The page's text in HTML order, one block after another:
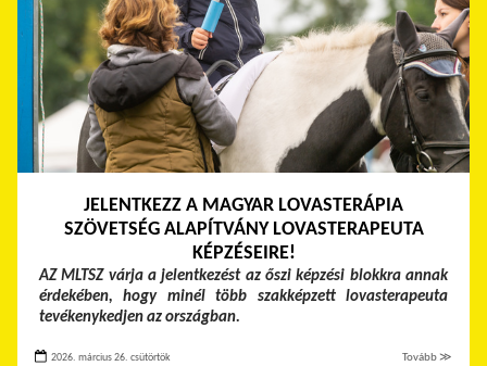
JELENTKEZZ A MAGYAR LOVASTERÁPIA
SZÖVETSÉG ALAPÍTVÁNY LOVASTERAPEUTA
KÉPZÉSEIRE!
AZ MLTSZ várja a jelentkezést az őszi képzési blokkra annak
érdekében, hogy minél több szakképzett lovasterapeuta
tevékenykedjen az országban.
2026. március 26. csütörtök Tovább ≫